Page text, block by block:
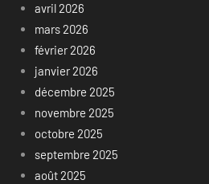
avril 2026
mars 2026
février 2026
janvier 2026
décembre 2025
novembre 2025
octobre 2025
septembre 2025
août 2025